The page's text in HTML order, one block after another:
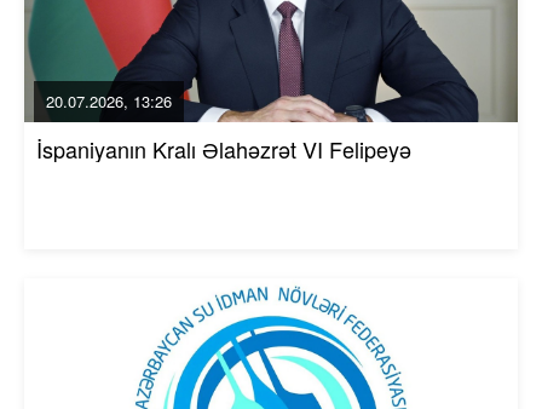
20.07.2026, 13:26
İspaniyanın Kralı Əlahəzrət VI Felipeyə